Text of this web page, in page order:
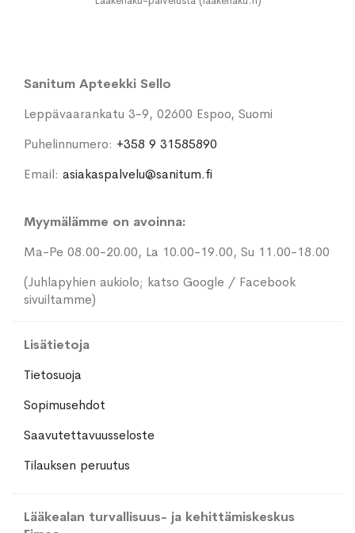
Sanitum Apteekki Sello
Leppävaarankatu 3-9, 02600 Espoo, Suomi
Puhelinnumero: +358 9 31585890
Email: asiakaspalvelu@sanitum.fi
Myymälämme on avoinna:
Ma-Pe 08.00-20.00, La 10.00-19.00, Su 11.00-18.00
(Juhlapyhien aukiolo; katso Google / Facebook
sivuiltamme)
Lisätietoja
Tietosuoja
Sopimusehdot
Saavutettavuusseloste
Tilauksen peruutus
Lääkealan turvallisuus- ja kehittämiskeskus